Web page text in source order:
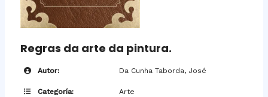
Regras da arte da pintura.
Autor: Da Cunha Taborda, José
Categoría: Arte